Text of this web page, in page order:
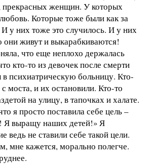
женщин. У которых
Которые тоже были как за
у них тоже это случилось. И у них
живут и выкарабкиваются!
что еще неплохо держалась
кто-то из девочек после смерти
психиатрическую больницу. Кто-
моста, и их остановили. Кто-то
на улицу, в тапочках и халате.
я просто поставила себе цель –
Я выращу наших детей!» Я
ведь не ставили себе такой цели.
мне кажется, морально полегче.